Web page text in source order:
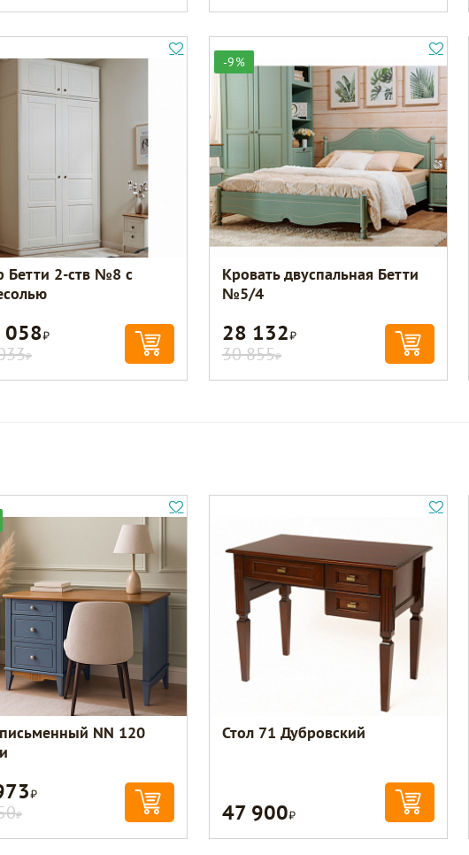
2-ств №8 с
Р
Р
-9%
Кровать двуспальная Бетти
№5/4
28 132Р
30 855Р
NN 120
Р
Р
Стол 71 Дубровский
47 900Р